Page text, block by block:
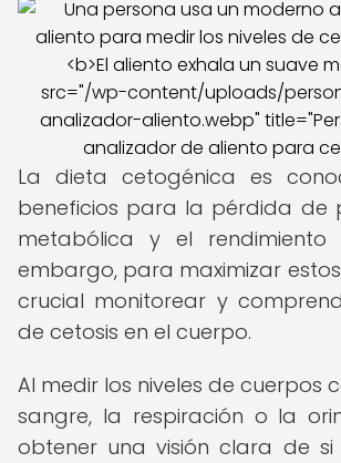
src="/wp-content/uploads/
analizador-aliento.webp"
analizador de aliento para
La dieta cetogénica es
beneficios para la pérdida de
metabólica y el rendimiento
embargo, para maximizar
crucial monitorear y
de cetosis en el cuerpo.
Al medir los niveles de cuerpos
sangre, la respiración o la
obtener una visión clara de